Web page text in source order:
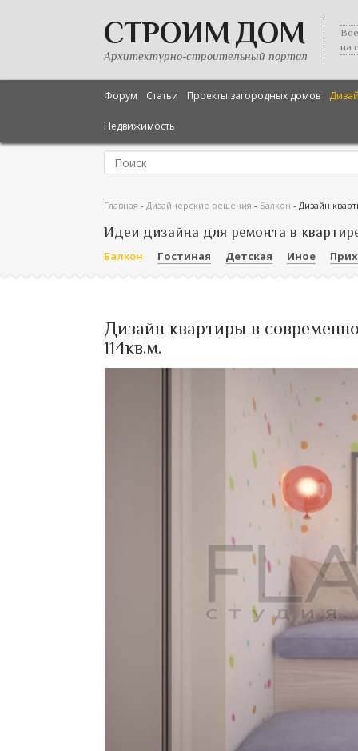
СТРОИМ ДОМ
Архитектурно-строительный портал
на
Форум Статьи Проекты загородных домов
Недвижимость
Главная - Дизайнерские решения - Балкон - Дизайн
Идеи дизайна для ремонта в
Балкон Гостиная Детская Иное
Дизайн квартиры в
114кв.м.